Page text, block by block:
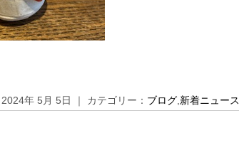
2024年 5月 5日 ｜ カテゴリー： ブログ 新着ニュース